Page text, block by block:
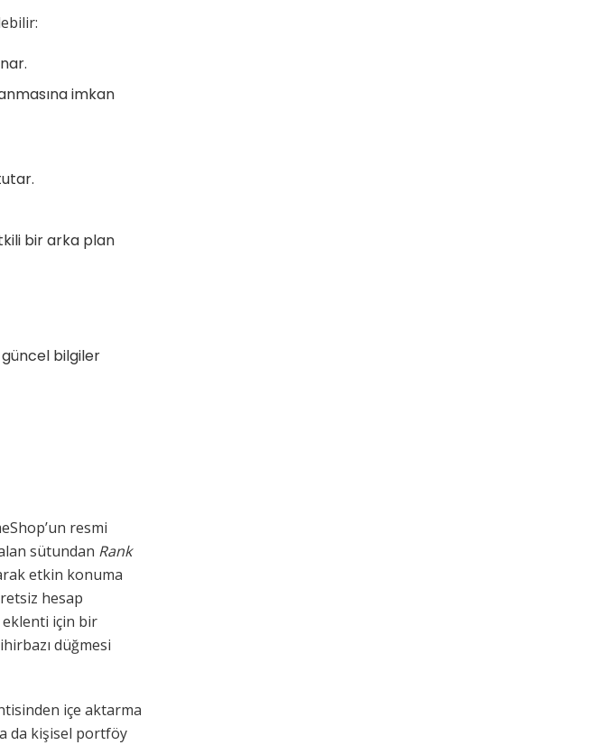
imkan
bir arka plan
güncel bilgiler
resmi
sütundan Rank
etkin konuma
hesap
eklenti için bir
düğmesi
içe aktarma
da kişisel portföy